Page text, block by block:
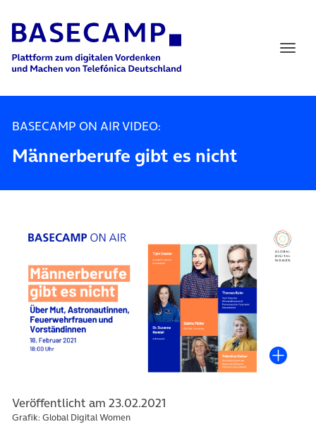
Main Navigation
BASECAMP ON AIR VIDEO:
Männerberufe gibt es nicht
Veröffentlicht am 23.02.2021
Grafik: Global Digital Women